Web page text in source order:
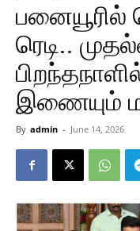
ரெடி..
இணையும்
By admin - June 14, 2026